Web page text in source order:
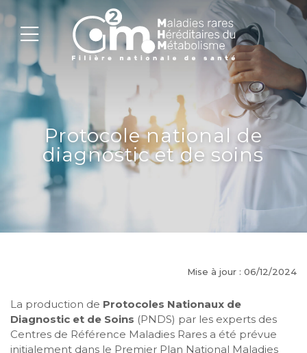
Protocole national de
diagnostic et de soins
Mise à jour : 06/12/2024
La production de Protocoles Nationaux de
Diagnostic et de Soins (PNDS) par les experts des
Centres de Référence Maladies Rares a été prévue
initialement dans le Premier Plan National Maladies